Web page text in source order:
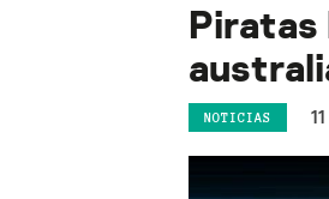
Piratas
NOTICIAS